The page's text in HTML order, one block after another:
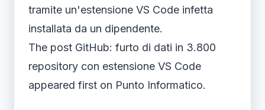
tramite un'estensione VS Code infetta
installata da un dipendente.
The post GitHub: furto di dati in 3.800
repository con estensione VS Code
appeared first on Punto Informatico.